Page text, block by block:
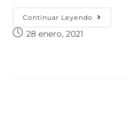
Continuar Leyendo
28 enero, 2021